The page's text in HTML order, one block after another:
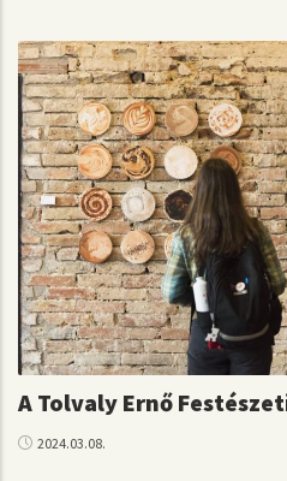
A Tolvaly Ernő
2024.03.08.